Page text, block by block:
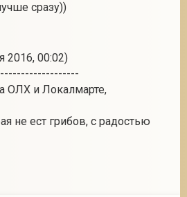
сразу))
2016, 00:02)
ОЛХ и Локалмарте,
не ест грибов, с радостью